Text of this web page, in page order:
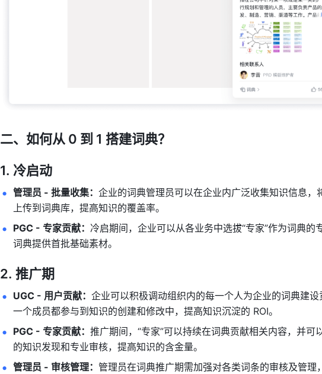
二、如何从 0 到 1 搭建词典？
冷启动
管理员 - 批量收集： 企业的词典管理员可以在企业内广泛收集知识信息，
上传到词典库，提高知识的覆盖率。
PGC - 专家贡献： 冷启期间，企业可以从各业务中选拔“专家”作为词典的
词典提供首批基础素材。
推广期
UGC - 用户贡献： 企业可以积极调动组织内的每一个人为企业的词典建
一个成员都参与到知识的创建和修改中，提高知识沉淀的 ROI。
PGC - 专家贡献： 推广期间，“专家”可以持续在词典贡献相关内容，并可
的知识发现和专业审核，提高知识的含金量。
管理员 - 审核管理： 管理员在词典推广期需加强对各类词条的审核及管理